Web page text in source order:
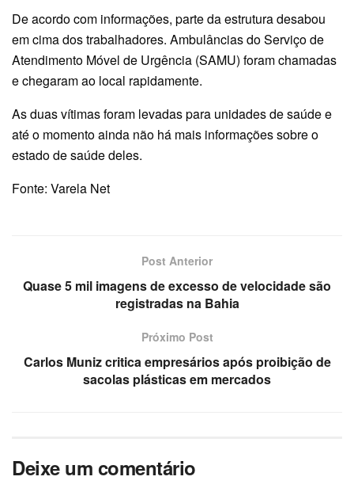
De acordo com informações, parte da estrutura desabou
em cima dos trabalhadores. Ambulâncias do Serviço de
Atendimento Móvel de Urgência (SAMU) foram chamadas
e chegaram ao local rapidamente.
As duas vítimas foram levadas para unidades de saúde e
até o momento ainda não há mais informações sobre o
estado de saúde deles.
Fonte: Varela Net
Post Anterior
Quase 5 mil imagens de excesso de velocidade são
registradas na Bahia
Próximo Post
Carlos Muniz critica empresários após proibição de
sacolas plásticas em mercados
Deixe um comentário